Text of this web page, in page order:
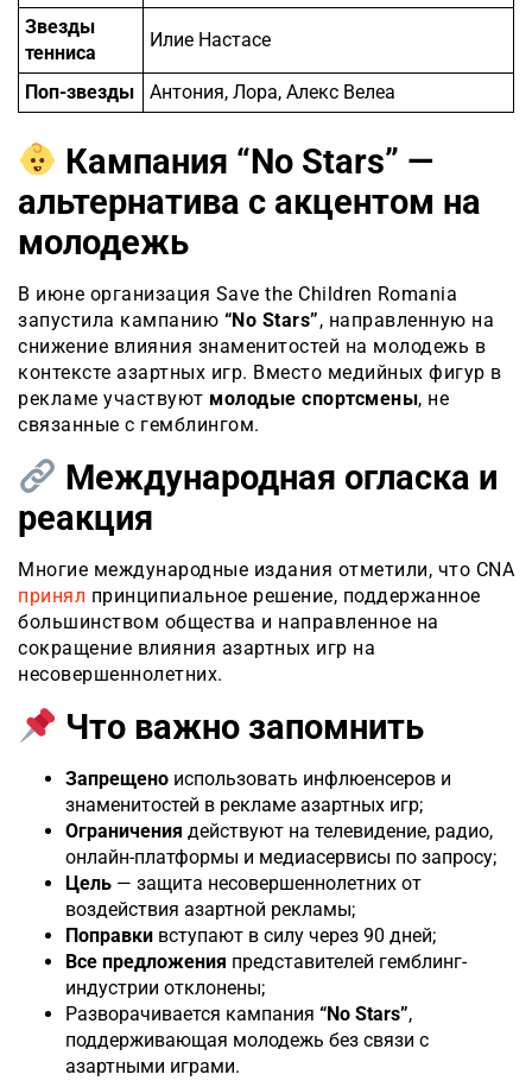
Звезды
тенниса
Илие Настасе
Поп-звезды Антония, Лора, Алекс Велеа
Кампания “No Stars” —
альтернатива с акцентом на
молодежь
В июне организация Save the Children Romania
запустила кампанию “No Stars”, направленную на
снижение влияния знаменитостей на молодежь в
контексте азартных игр. Вместо медийных фигур в
рекламе участвуют молодые спортсмены, не
связанные с гемблингом.
Международная огласка и
реакция
Многие международные издания отметили, что CNA
принял принципиальное решение, поддержанное
большинством общества и направленное на
сокращение влияния азартных игр на
несовершеннолетних.
Что важно запомнить
Запрещено использовать инфлюенсеров и
знаменитостей в рекламе азартных игр;
Ограничения действуют на телевидение, радио,
онлайн-платформы и медиасервисы по запросу;
Цель — защита несовершеннолетних от
воздействия азартной рекламы;
Поправки вступают в силу через 90 дней;
Все предложения представителей гемблинг-
индустрии отклонены;
Разворачивается кампания “No Stars”,
поддерживающая молодежь без связи с
азартными играми.